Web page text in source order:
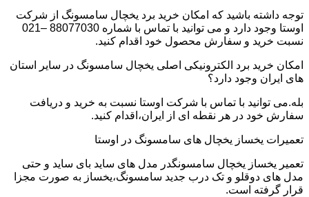
توجه داشته باشید که امکان خرید برد یخچال سامسونگ از شرکت
اوستا وجود دارد و می توانید با تماس با شماره 88077030 –021
نسبت خرید و سفارش محصول خود اقدام کنید.
امکان خرید برد الکترونیکی اصلی یخچال سامسونگ در سایر استان
های ایران وجود دارد؟
بله.می توانید با تماس با شرکت اوستا نسبت به خرید و دریافت
سفارش خود در هر نقطه ای از ایران،اقدام کنید.
تعمیرات یخساز یخچال های سامسونگ در اوستا
تعمیر یخساز یخچال سامسونگدر مدل های ساید بای ساید و حتی
مدل های دوقلو و تک درب جدید سامسونگ،یخساز به صورت مجزا
قرار گرفته است.